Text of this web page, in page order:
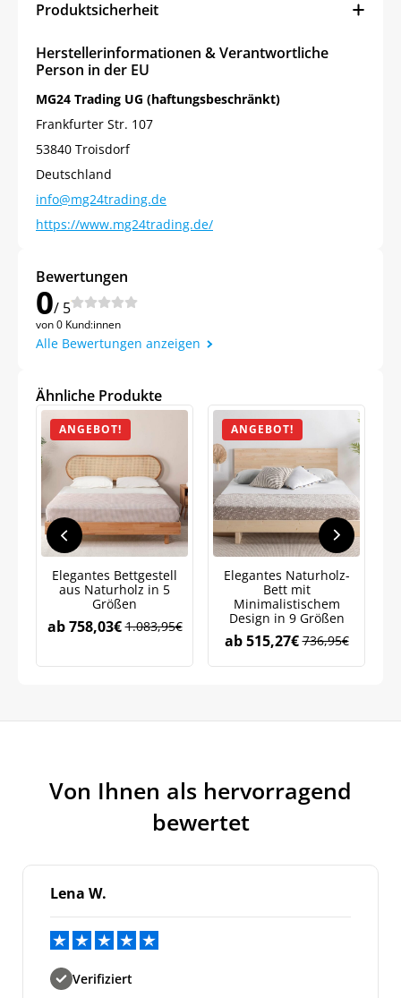
Produktsicherheit
Herstellerinformationen & Verantwortliche
Person in der EU
MG24 Trading UG (haftungsbeschränkt)
Frankfurter Str. 107
53840 Troisdorf
Deutschland
info@mg24trading.de
https://www.mg24trading.de/
Bewertungen
0/ 5
von 0 Kund:innen
Alle Bewertungen anzeigen
Ähnliche Produkte
ANGEBOT!
Elegantes Bettgestell
aus Naturholz in 5
Größen
ab 1.083,95€
758,03€
ANGEBOT!
Elegantes Naturholz-
Bett mit
Minimalistischem
Design in 9 Größen
ab 736,95€
515,27€
Von Ihnen als hervorragend
bewertet
Lena W.
Verifiziert
Jetzt
auf Ihre erste Bestellung sichern!
Meinen Code senden
Bleiben Sie auf dem Laufenden über
Neuigkeiten und Angebote.
Datenschutzrichtlinie.